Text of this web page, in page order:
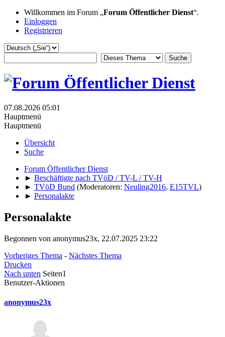
Willkommen im Forum „Forum Öffentlicher Dienst“.
Einloggen
Registrieren
07.08.2026 05:01
Hauptmenü
Hauptmenü
Übersicht
Suche
Forum Öffentlicher Dienst
► Beschäftigte nach TVöD / TV-L / TV-H
► TVöD Bund (Moderatoren: Neuling2016, E15TVL)
► Personalakte
Personalakte
Begonnen von anonymus23x, 22.07.2025 23:22
Vorheriges Thema - Nächstes Thema
Drucken
Nach unten Seiten1
Benutzer-Aktionen
anonymus23x